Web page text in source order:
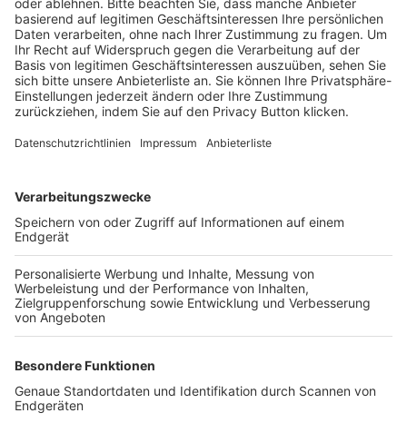
BFV-Geschäftsstellen
Trainerbörse
Login SpielPlus
FOLGE DEM BFV
TOP-VEREINE
TOP-PARTNER